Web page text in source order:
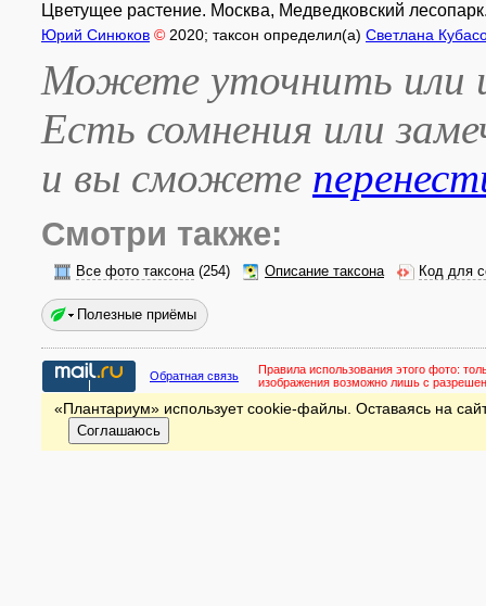
Цветущее растение. Москва, Медведковский
Юрий Синюков © 2020; таксон определил(а) Светлана
Можете уточнить или
Есть сомнения или
и вы сможете
Смотри также:
Все фото таксона(254) Описание таксона Код для
Полезные приёмы
Обратная связь Правила использования этого фото:
изображения возможно лишь с
«Плантариум» использует cookie-файлы. Оставаясь на
Соглашаюсь